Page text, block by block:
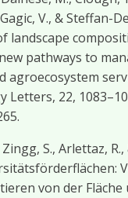
V., & Steffan-
landscape
pathways to
agroecosystem
Letters, 22,
S., Arlettaz,
von der Fläche